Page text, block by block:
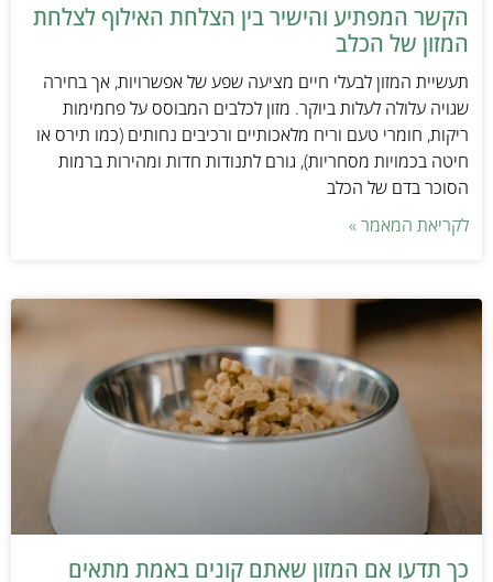
הקשר המפתיע והישיר בין הצלחת האילוף לצלחת
המזון של הכלב
תעשיית המזון לבעלי חיים מציעה שפע של אפשרויות, אך בחירה
שגויה עלולה לעלות ביוקר. מזון לכלבים המבוסס על פחמימות
ריקות, חומרי טעם וריח מלאכותיים ורכיבים נחותים (כמו תירס או
חיטה בכמויות מסחריות), גורם לתנודות חדות ומהירות ברמות
הסוכר בדם של הכלב
לקריאת המאמר »
כך תדעו אם המזון שאתם קונים באמת מתאים